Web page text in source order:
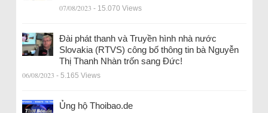
07/08/2023 - 15.070 Views
Đài phát thanh và Truyền hình nhà nước
Slovakia (RTVS) công bố thông tin bà Nguyễn
Thị Thanh Nhàn trốn sang Đức!
06/08/2023 - 5.165 Views
Ủng hộ Thoibao.de